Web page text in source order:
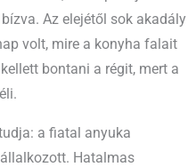
Az elejétől sok akadály
volt, mire a konyha falait
bontani a régit, mert a
a fiatal anyuka
Hatalmas